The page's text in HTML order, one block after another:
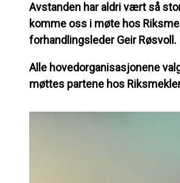
Avstanden har aldri vært så
komme oss i møte hos
forhandlingsleder Geir Røsvoll.
Alle hovedorganisasjonene
møttes partene hos